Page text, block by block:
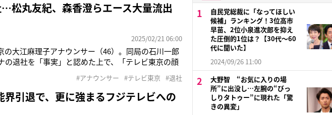
松丸友紀、森香澄らエース大量流出
2025/02/21 06:00
大江麻理子アナウンサー（46）。同局の石川一郎
退社を「事実」と認めた上で、「テレビ東京の顔
からテレビ東京のファンとして関わっていただけれ
#アナウンサー #テレビ東京 #退社
界引退で、更に強まるフジテレビへの
自民党総裁に「なってほしい
候補」ランキング！3位高市
早苗、2位小泉進次郎を抑え
た圧倒的1位は？【30代〜60
代に聞いた】
2024/09/26 11:00
大野智 “お気に入りの場
所”に出没し…左腕の“びっ
しりタトゥー”に現れた「驚
きの異変」